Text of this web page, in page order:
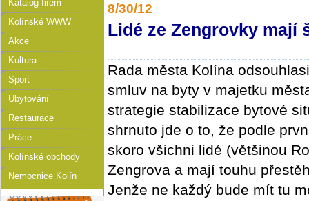
Katalog firem
Kolínské WWW
Akce
Kultura
Sport
Ubytování
Restaurace
Práce
Kolínské obchody
Nemocnice Kolín
8/30/12
Lidé ze Zengrovky mají
Rada města Kolína
smluv na byty v majetku
strategie stabilizace bytové
shrnuto jde o to, že podle
skoro všichni lidé (většinou
Zengrova a mají touhu
Jenže ne každý bude mít tu